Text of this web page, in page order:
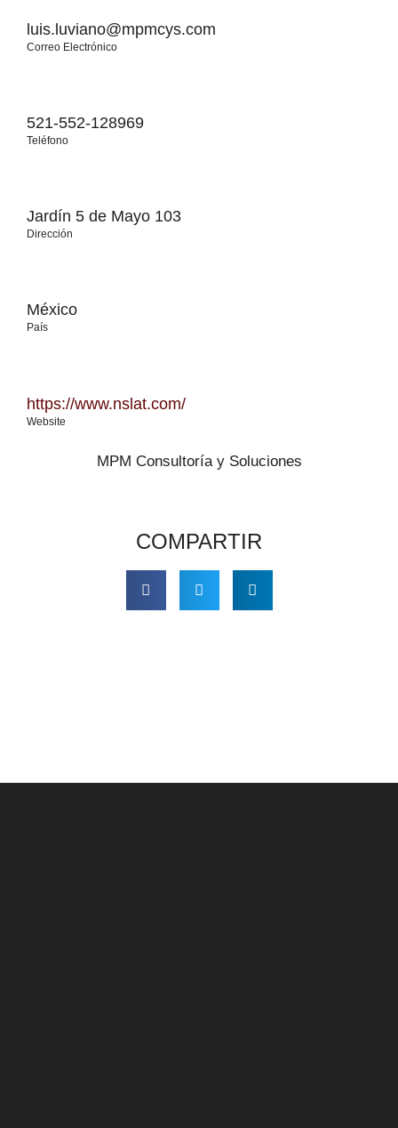
luis.luviano@mpmcys.com
Correo Electrónico
521-552-128969
Teléfono
Jardín 5 de Mayo 103
Dirección
México
País
https://www.nslat.com/
Website
MPM Consultoría y Soluciones
COMPARTIR